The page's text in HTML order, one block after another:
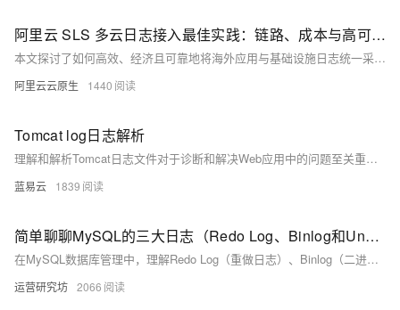
阿里云 SLS 多云日志接入最佳实践：链路、成本与高可用性优化
本文探讨了如何高效、经济且可靠地将海外应用与基础设施日志统一采集至阿里云日志服务(SLS)，解决全球化业务扩展中的关键挑战。重点介绍了高性能日志采集Agent（iLogtail/LoongCollector）在海外场景的应用，推荐使用LoongCollector以获得更优的稳定性和网络容错能力。同时分析了多种网络接入方案，包括公网直连、全球加速优化、阿里云内网及专线/CEN/VPN接入等，并提供了成本优化策略和多目标发送配置指导，帮助企业构建稳定、低成本、高可用的全球日志系统。
阿里云云原生 1440
Tomcat log日志解析
理解和解析Tomcat日志文件对于诊断和解决Web应用中的问题至关重要。通过分析 `catalina.out`、`localhost.log`、`localhost_access_log.*.txt`、`manager.log`和 `host-manager.log`等日志文件，可以快速定位和解决问题，确保Tomcat服务器的稳定运行。掌握这些日志解析技巧，可以显著提高运维和开发效率。
蓝易云 1839
简单聊聊MySQL的三大日志（Redo Log、Binlog和Undo Log）各有什么区别
在MySQL数据库管理中，理解Redo Log（重做日志）、Binlog（二进制日志）和Undo Log（回滚日志）至关重要。Redo Log确保数据持久性和崩溃恢复；Binlog用于主从复制和数据恢复，记录逻辑操作；Undo Log支持事务的原子性和隔离性，实现回滚与MVCC。三者协同工作，保障事务ACID特性。文章还详细解析了日志写入流程及可能的异常情况，帮助深入理解数据库日志机制。
运营研究坊 2066